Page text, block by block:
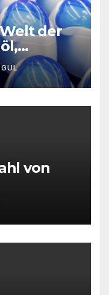
der
und
von
Anbietern
von